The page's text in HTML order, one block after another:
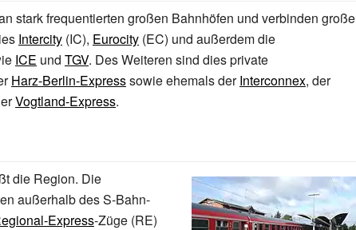
stark frequentierten großen Bahnhöfen und verbinden große
Intercity (IC), Eurocity (EC) und außerdem die
ICE und TGV. Des Weiteren sind dies private
Harz-Berlin-Expresssowie ehemals derInterconnex, der
Vogtland-Express.
die Region. Die
außerhalb des S-Bahn-
Express-Züge (RE)